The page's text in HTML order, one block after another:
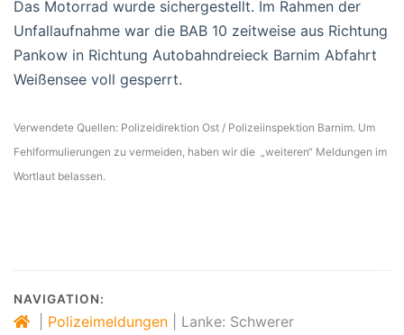
Das Motorrad wurde sichergestellt. Im Rahmen der
Unfallaufnahme war die BAB 10 zeitweise aus Richtung
Pankow in Richtung Autobahndreieck Barnim Abfahrt
Weißensee voll gesperrt.
Verwendete Quellen: Polizeidirektion Ost / Polizeiinspektion Barnim. Um
Fehlformulierungen zu vermeiden, haben wir die „weiteren“ Meldungen im
Wortlaut belassen.
NAVIGATION:
Polizeimeldungen
Lanke: Schwerer